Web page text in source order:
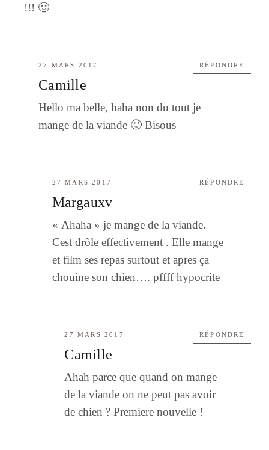
!!! 🙂
27 MARS 2017
Camille
Hello ma belle, haha non du tout je
mange de la viande 🙂 Bisous
RÉPONDRE
27 MARS 2017
Margauxv
« Ahaha » je mange de la viande.
Cest drôle effectivement . Elle mange
et film ses repas surtout et apres ça
chouine son chien…. pffff hypocrite
RÉPONDRE
27 MARS 2017
Camille
Ahah parce que quand on mange
de la viande on ne peut pas avoir
de chien ? Premiere nouvelle !
RÉPONDRE